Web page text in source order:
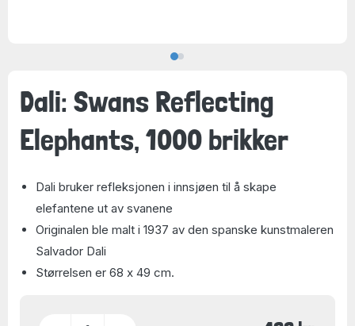
Dali: Swans Reflecting
Elephants, 1000 brikker
Dali bruker refleksjonen i innsjøen til å skape
elefantene ut av svanene
Originalen ble malt i 1937 av den spanske kunstmaleren
Salvador Dali
Størrelsen er 68 x 49 cm.